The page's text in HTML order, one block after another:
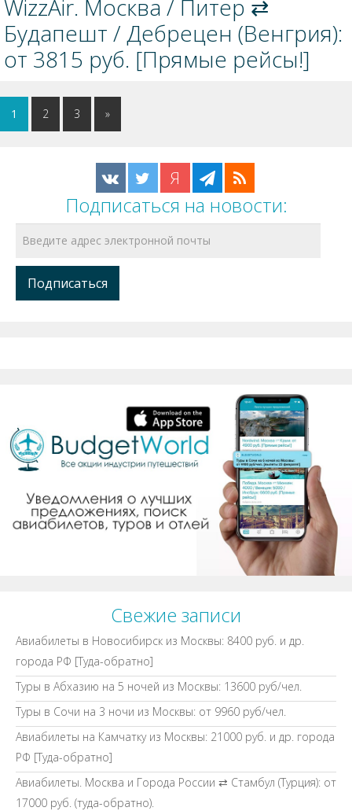
WizzAir. Москва / Питер ⇄
Будапешт / Дебрецен (Венгрия):
от 3815 руб. [Прямые рейсы!]
1 2 3 »
Я
Подписаться на новости:
Свежие записи
Авиабилеты в Новосибирск из Москвы: 8400 руб. и др.
города РФ [Туда-обратно]
Туры в Абхазию на 5 ночей из Москвы: 13600 руб/чел.
Туры в Сочи на 3 ночи из Москвы: от 9960 руб/чел.
Авиабилеты на Камчатку из Москвы: 21000 руб. и др. города
РФ [Туда-обратно]
Авиабилеты. Москва и Города России ⇄ Стамбул (Турция): от
17000 руб. (туда-обратно).